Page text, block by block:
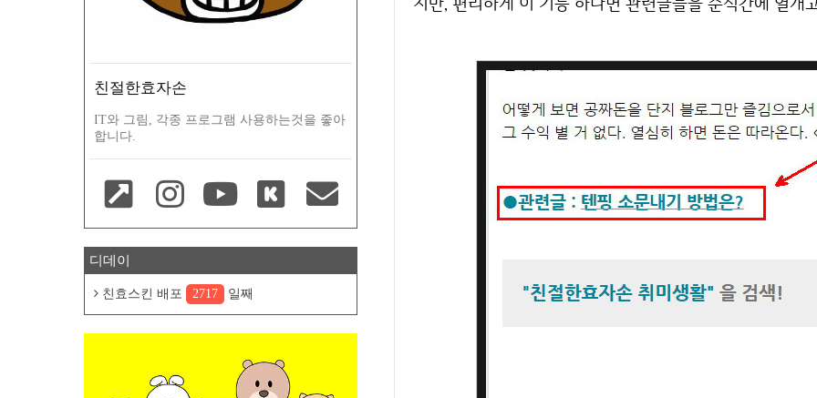
친절한효자손
IT와 그림, 각종 프로그램 사용하는것을 좋아
합니다.
디데이
친효스킨 배포 2717 일째